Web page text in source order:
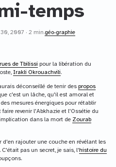
temps
30, 2007 · 2 min.géo-graphie
de Tbilissi pour la libération du
Irakli Okrouachvili.
déconseillé de tenir des propos
c'est un lâche, qu'il est amoral et
mesures énergiques pour rétablir
revenir l'Abkhazie et l'Ossétie du
dans la mort de Zourab
rajouter une couche en révélant les
. C'était pas un secret, je sais, l'histoire du